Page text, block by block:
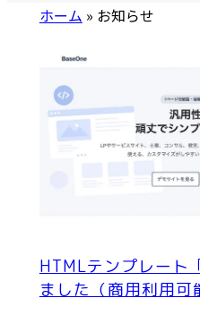
ホーム » お知らせ
HTMLテンプレート
ました（商用利用可